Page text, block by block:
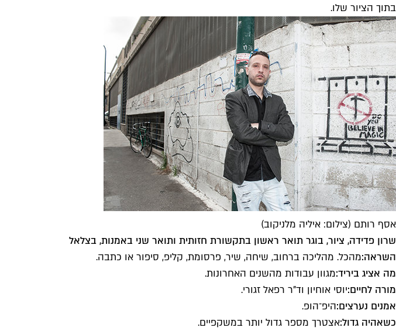
בתוך הציור שלו.
אסף רותם (צילום: איליה מלניקוב)
שרון פדידה, ציור, בוגר תואר ראשון בתקשורת חזותית ותואר שני באמנות, בצלאל
השראה:מהכל. מהליכה ברחוב, שיחה, שיר, פרסומת, קליפ, סיפור או כתבה.
מה אציג ביריד:מגוון עבודות מהשנים האחרונות.
מורה לחיים:יוסי אוחיון וד"ר רפאל זגורי.
אמנים נערצים:היפ־הופ.
כשאהיה גדול:אצטרך מספר גדול יותר במשקפיים.